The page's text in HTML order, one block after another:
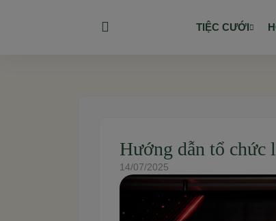
TIỆC CƯỚI
Hướng dẫn tổ chức
14/07/2025